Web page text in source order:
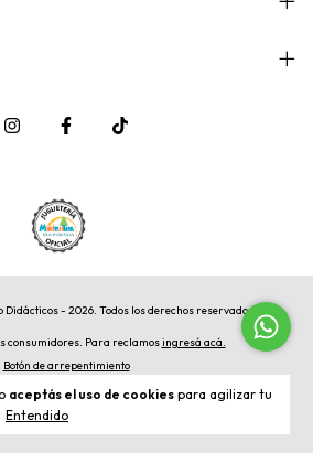
aceptás el uso de cookies para agilizar tu
Entendido
- 2026. Todos los derechos reservados.
consumidores. Para reclamosingresá acá.
Botón de arrepentimiento